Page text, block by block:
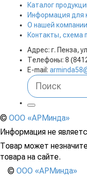
Каталог
Информация для
О нашей компании
Контакты, схема
Адрес: г. Пенза,
Телефоны: 8
E-mail:
© ООО «АРМинда»
Информация не
Товар может
товара на сайте.
© ООО «АРМинда»